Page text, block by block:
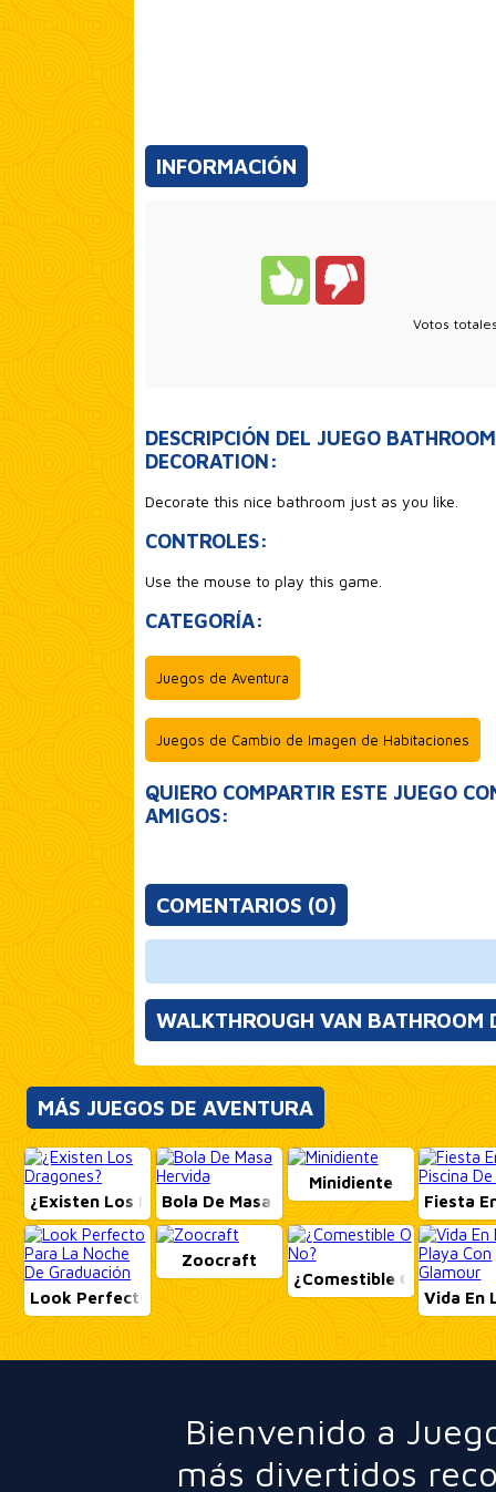
INFORMACIÓN
Votos
DESCRIPCIÓN DEL JUEGO BATHROOM
DECORATION:
Decorate this nice bathroom just as you like.
CONTROLES:
Use the mouse to play this game.
CATEGORÍA:
Juegos de Aventura
Juegos de Cambio de Imagen de Habitaciones
QUIERO COMPARTIR ESTE JUEGO
AMIGOS:
COMENTARIOS (0)
WALKTHROUGH VAN BATHROOM
MÁS JUEGOS DE AVENTURA
¿Existen Los Dragones?Bola De Masa Hervida
Minidiente
Fiesta
Look Perfecto Para La Noche De Graduación
Zoocraft
¿Comestible O No?
Vida En
Bienvenido a
más divertidos